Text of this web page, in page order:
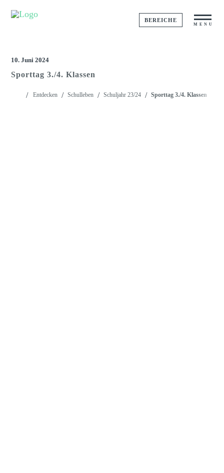
MENU
BEREICHE
10. Juni 2024
Sporttag 3./4. Klassen
Entdecken Schulleben Schuljahr 23/24 Sporttag 3./4. Klassen